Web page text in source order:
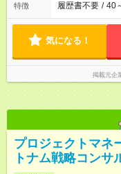
特徴 履歴書不要 / 40
気になる！
掲載元企
プロジェクトマネ
トナム戦略コンサ